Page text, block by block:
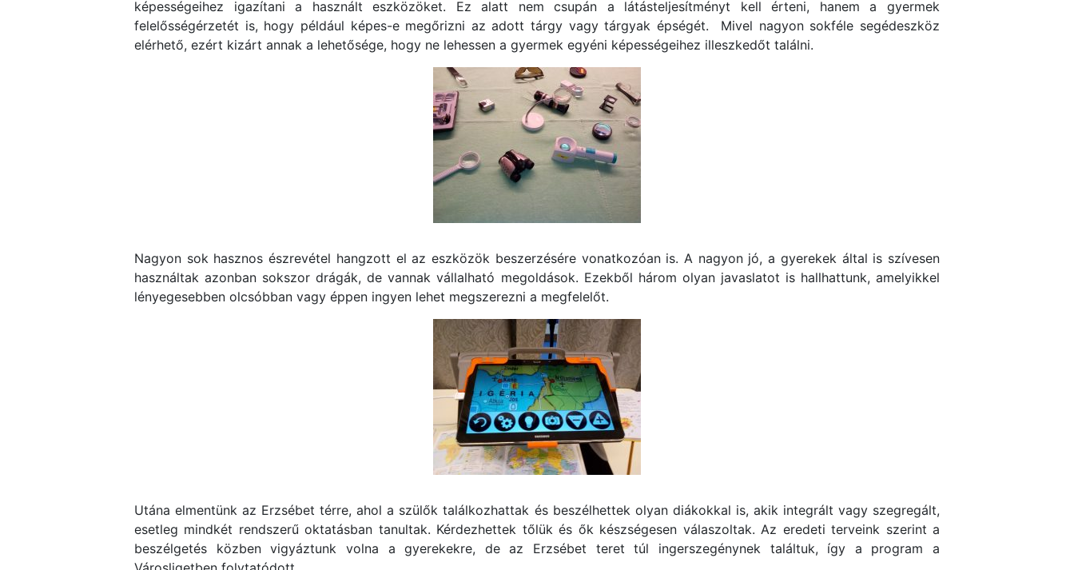
képességeihez igazítani a használt eszközöket. Ez alatt nem csupán a látásteljesítményt kell érteni, hanem a gyermek
felelősségérzetét is, hogy például képes-e megőrizni az adott tárgy vagy tárgyak épségét. Mivel nagyon sokféle segédeszköz
elérhető, ezért kizárt annak a lehetősége, hogy ne lehessen a gyermek egyéni képességeihez illeszkedőt találni.
Nagyon sok hasznos észrevétel hangzott el az eszközök beszerzésére vonatkozóan is. A nagyon jó, a gyerekek által is szívesen
használtak azonban sokszor drágák, de vannak vállalható megoldások. Ezekből három olyan javaslatot is hallhattunk, amelyikkel
lényegesebben olcsóbban vagy éppen ingyen lehet megszerezni a megfelelőt.
Utána elmentünk az Erzsébet térre, ahol a szülők találkozhattak és beszélhettek olyan diákokkal is, akik integrált vagy szegregált,
esetleg mindkét rendszerű oktatásban tanultak. Kérdezhettek tőlük és ők készségesen válaszoltak. Az eredeti terveink szerint a
beszélgetés közben vigyáztunk volna a gyerekekre, de az Erzsébet teret túl ingerszegénynek találtuk, így a program a